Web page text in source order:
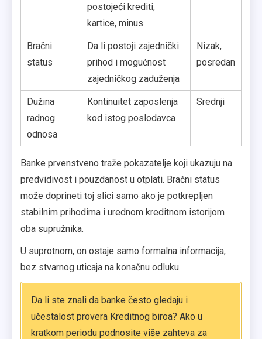
postojeći krediti,
kartice, minus
Bračni
status
Da li postoji zajednički
prihod i mogućnost
zajedničkog zaduženja
Nizak,
posredan
Dužina
radnog
odnosa
Kontinuitet zaposlenja
kod istog poslodavca
Srednji
Banke prvenstveno traže pokazatelje koji ukazuju na
predvidivost i pouzdanost u otplati. Bračni status
može doprineti toj slici samo ako je potkrepljen
stabilnim prihodima i urednom kreditnom istorijom
oba supružnika.
U suprotnom, on ostaje samo formalna informacija,
bez stvarnog uticaja na konačnu odluku.
Da li ste znali da banke često gledaju i
učestalost provera Kreditnog biroa? Ako u
kratkom periodu podnosite više zahteva za